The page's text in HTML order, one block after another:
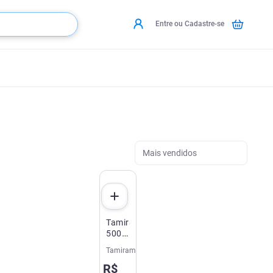
Entre ou Cadastre-se
Mais vendidos
Tamiram
500mg
Comprimidos
Revestidos
Tamiram
R$